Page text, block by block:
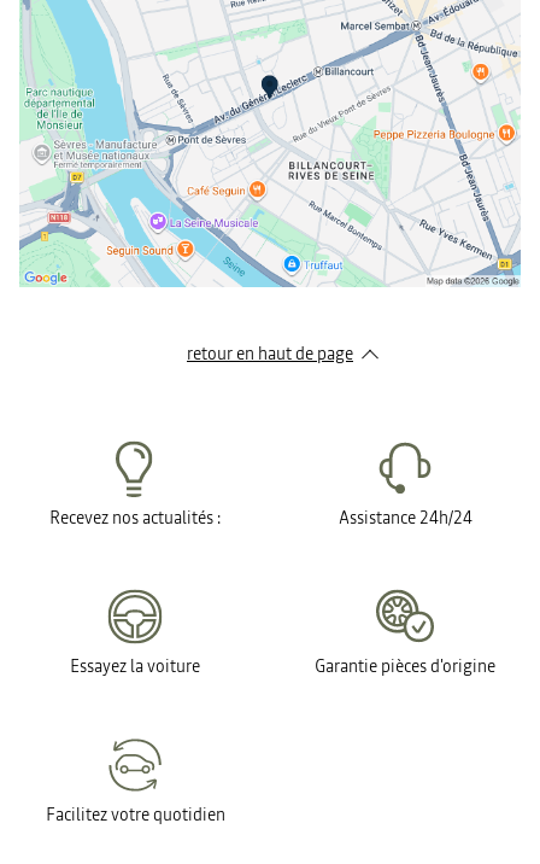
dimanche
Fermé
retour en haut de page​
Recevez nos actualités : Assistance 24h/24
Essayez la voiture Garantie pièces d'origine
Facilitez votre quotidien